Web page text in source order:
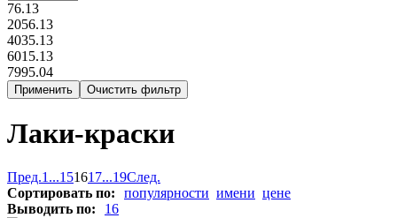
76.13
2056.13
4035.13
6015.13
7995.04
Лаки-краски
Пред.1 ...151617...19След.
Сортировать по:
популярности имени цене
Выводить по:
16